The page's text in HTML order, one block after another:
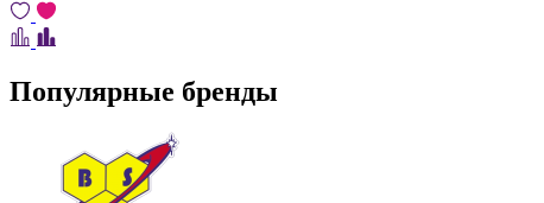
Популярные бренды